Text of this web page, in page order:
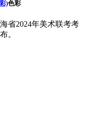
)色彩
省2024年美术联考考
。